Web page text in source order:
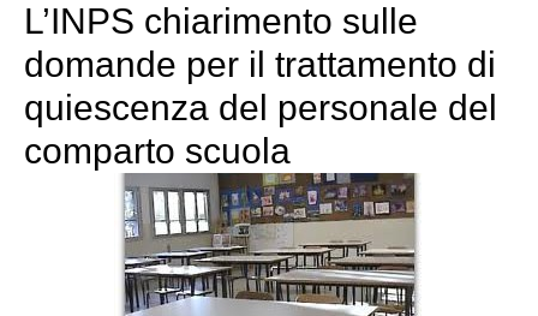
L’INPS chiarimento sulle
domande per il trattamento di
quiescenza del personale del
comparto scuola